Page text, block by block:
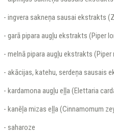
- ingvera sakneņa sausai ekstrakts
- garā pipara augļu ekstrakts (Piper
- melnā pipara augļu ekstrakts (Piper
- akācijas, katehu, serdeņa sausais
- kardamona augļu eļļa (Elettaria
- kanēļa mizas eļļa (Cinnamomum
- saharoze